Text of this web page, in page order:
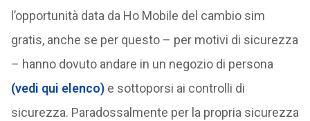
l’opportunità data da Ho Mobile del cambio sim
gratis, anche se per questo – per motivi di sicurezza
– hanno dovuto andare in un negozio di persona
(vedi qui elenco)e sottoporsi ai controlli di
sicurezza. Paradossalmente per la propria sicurezza